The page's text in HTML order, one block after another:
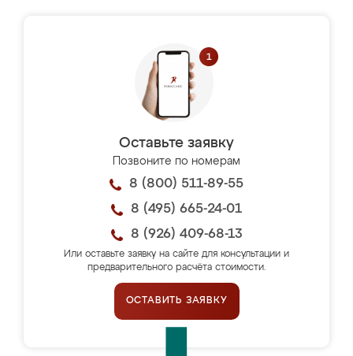
Оставьте заявку
Позвоните по номерам
8 (800) 511-89-55
8 (495) 665-24-01
8 (926) 409-68-13
Или оставьте заявку на сайте для консультации и
предварительного расчёта стоимости.
ОСТАВИТЬ ЗАЯВКУ